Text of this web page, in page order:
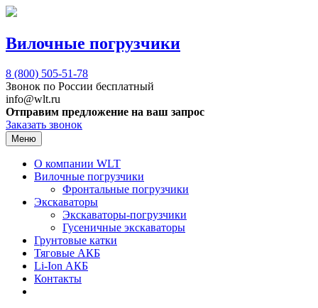
Вилочные погрузчики
8 (800) 505-51-78
Звонок по России бесплатный
info@wlt.ru
Отправим предложение на ваш запрос
Заказать звонок
Меню
О компании WLT
Вилочные погрузчики
Фронтальные погрузчики
Экскаваторы
Экскаваторы-погрузчики
Гусеничные экскаваторы
Грунтовые катки
Тяговые АКБ
Li-Ion АКБ
Контакты